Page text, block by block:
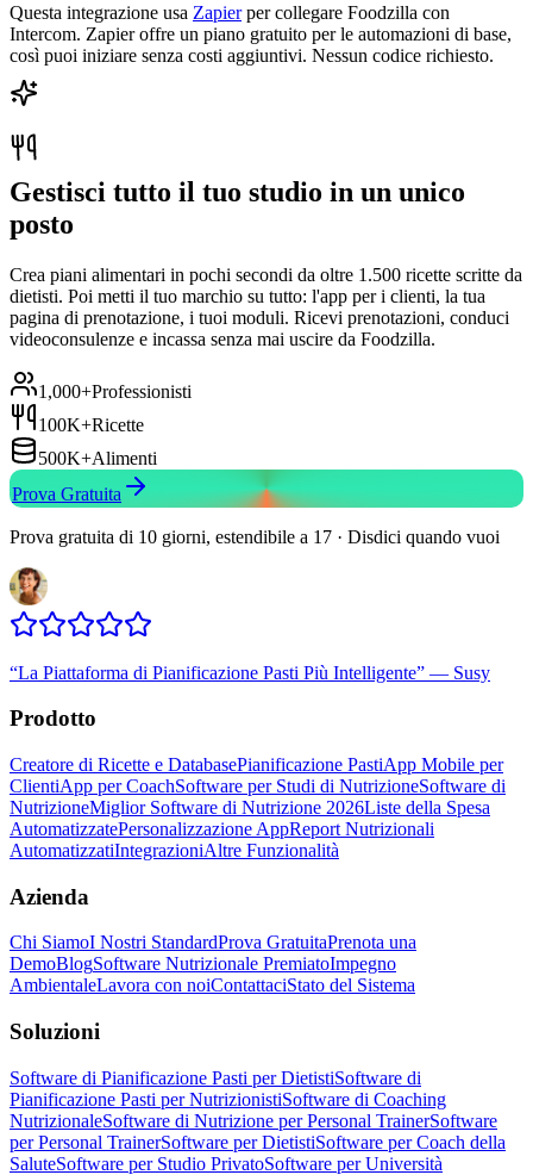
Questa integrazione usa Zapierper collegare Foodzilla con
Intercom. Zapier offre un piano gratuito per le automazioni di base,
così puoi iniziare senza costi aggiuntivi. Nessun codice richiesto.
Gestisci tutto il tuo studio in un unico
posto
Crea piani alimentari in pochi secondi da oltre 1.500 ricette scritte da
dietisti. Poi metti il tuo marchio su tutto: l'app per i clienti, la tua
pagina di prenotazione, i tuoi moduli. Ricevi prenotazioni, conduci
videoconsulenze e incassa senza mai uscire da Foodzilla.
1,000+Professionisti
100K+Ricette
500K+Alimenti
Prova Gratuita
Prova gratuita di 10 giorni, estendibile a 17 · Disdici quando vuoi
“La Piattaforma di Pianificazione Pasti Più Intelligente” — Susy
Prodotto
Creatore di Ricette e DatabasePianificazione PastiApp Mobile per
ClientiApp per CoachSoftware per Studi di NutrizioneSoftware di
NutrizioneMiglior Software di Nutrizione 2026Liste della Spesa
AutomatizzatePersonalizzazione AppReport Nutrizionali
AutomatizzatiIntegrazioniAltre Funzionalità
Azienda
Chi SiamoI Nostri StandardProva GratuitaPrenota una
DemoBlogSoftware Nutrizionale PremiatoImpegno
AmbientaleLavora con noiContattaciStato del Sistema
Soluzioni
Software di Pianificazione Pasti per DietistiSoftware di
Pianificazione Pasti per NutrizionistiSoftware di Coaching
NutrizionaleSoftware di Nutrizione per Personal TrainerSoftware
per Personal TrainerSoftware per DietistiSoftware per Coach della
SaluteSoftware per Studio PrivatoSoftware per Università